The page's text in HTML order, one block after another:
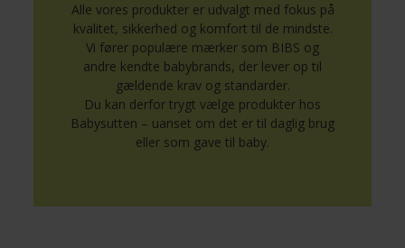
Alle vores produkter er udvalgt med fokus på
kvalitet, sikkerhed og komfort til de mindste.
Vi fører populære mærker som BIBS og
andre kendte babybrands, der lever op til
gældende krav og standarder.
Du kan derfor trygt vælge produkter hos
Babysutten – uanset om det er til daglig brug
eller som gave til baby.